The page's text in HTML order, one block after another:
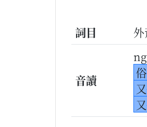
詞目 外
音讀